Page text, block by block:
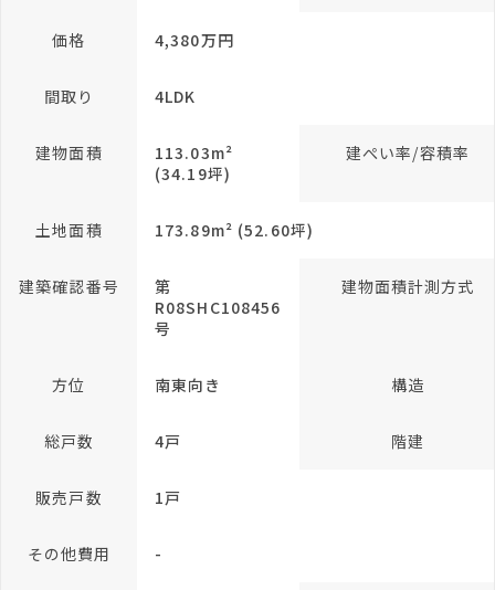
価格 4,380万円
間取り 4LDK
建物面積
113.03m²
(34.19坪)
建ぺい率/容積率
土地面積 173.89m² (52.60坪)
建築確認番号
第
R08SHC108456
号
建物面積計測方式
方位 南東向き 構造
総戸数 4戸 階建
販売戸数 1戸
その他費用 -